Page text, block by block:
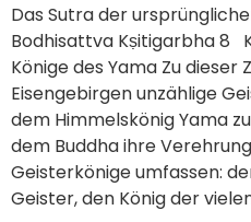
Das Sutra der
Bodhisattva Kṣitigarbha 8
Könige des Yama Zu dieser
Eisengebirgen unzählige
dem Himmelskönig Yama
dem Buddha ihre
Geisterkönige umfassen:
Geister, den König der